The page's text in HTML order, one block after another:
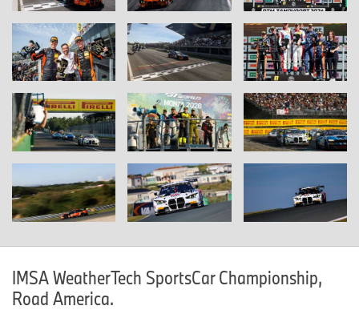
IMSA WeatherTech SportsCar Championship,
Road America.